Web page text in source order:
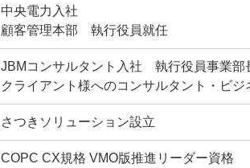
中央電力入社
顧客管理本部 執行役員就任
JBMコンサルタント入社 執行役員事業部
クライアント様へのコンサルタント・ビ
さつきソリューション設立
COPC CX規格 VMO版推進リーダー資格